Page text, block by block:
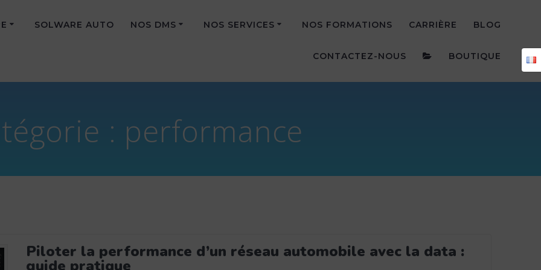
SOLWARE AUTO NOS DMS NOS SERVICES NOS FORMATIONS CARRIÈRE BLOG
CONTACTEZ-NOUS BOUTIQUE
: performance
Piloter la performance d’un réseau automobile avec la data :
guide pratique